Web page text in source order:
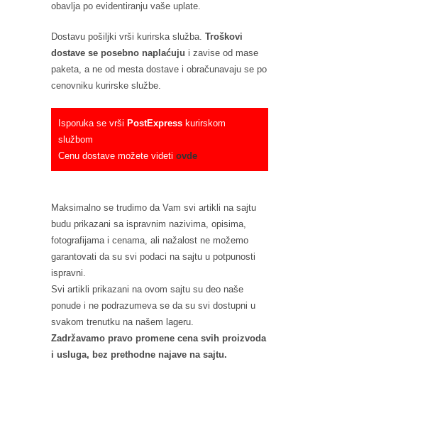
obavlja po evidentiranju vaše uplate.
Dostavu pošiljki vrši kurirska služba. Troškovi
dostave se posebno naplaćuju i zavise od mase
paketa, a ne od mesta dostave i obračunavaju se po
cenovniku kurirske službe.
Isporuka se vrši PostExpress kurirskom
službom
Cenu dostave možete videti ovde
Maksimalno se trudimo da Vam svi artikli na sajtu
budu prikazani sa ispravnim nazivima, opisima,
fotografijama i cenama, ali nažalost ne možemo
garantovati da su svi podaci na sajtu u potpunosti
ispravni.
Svi artikli prikazani na ovom sajtu su deo naše
ponude i ne podrazumeva se da su svi dostupni u
svakom trenutku na našem lageru.
Zadržavamo pravo promene cena svih proizvoda
i usluga, bez prethodne najave na sajtu.